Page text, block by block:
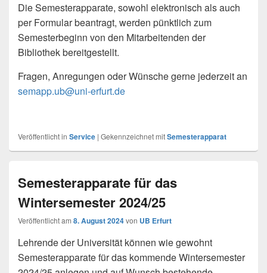
Die Semesterapparate, sowohl elektronisch als auch
per Formular beantragt, werden pünktlich zum
Semesterbeginn von den Mitarbeitenden der
Bibliothek bereitgestellt.
Fragen, Anregungen oder Wünsche gerne jederzeit an
semapp.ub@uni-erfurt.de
Veröffentlicht in Service | Gekennzeichnet mitSemesterapparat
Semesterapparate für das
Wintersemester 2024/25
Veröffentlicht am 8. August 2024von UB Erfurt
Lehrende der Universität können wie gewohnt
Semesterapparate für das kommende Wintersemester